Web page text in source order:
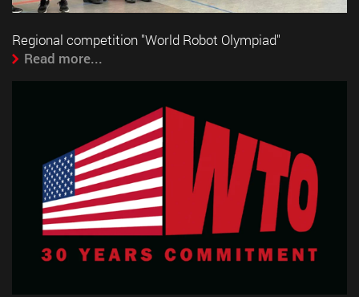
Regional competition "World Robot Olympiad"
Read more...